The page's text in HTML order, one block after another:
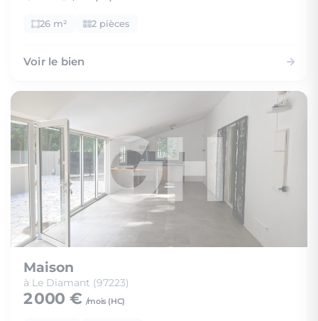
26 m² 2 pièces
Voir le bien
Maison
à Le Diamant (97223)
2 000 € /mois (HC)